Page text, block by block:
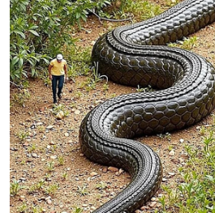
Sembilan
diolah jadi
terhad Inside
BISNES
Pelaburan
dengan